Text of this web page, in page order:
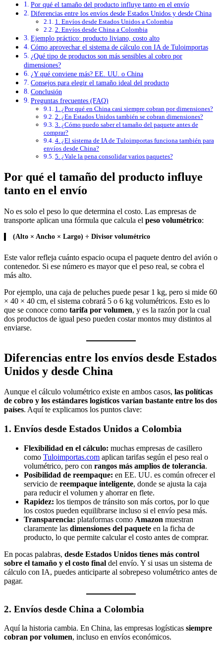
Por qué el tamaño del producto influye tanto en el envío
Diferencias entre los envíos desde Estados Unidos y desde China
1. Envíos desde Estados Unidos a Colombia
2. Envíos desde China a Colombia
Ejemplo práctico: producto liviano, costo alto
Cómo aprovechar el sistema de cálculo con IA de Tuloimportas
¿Qué tipo de productos son más sensibles al cobro por
dimensiones?
¿Y qué conviene más? EE. UU. o China
Consejos para elegir el tamaño ideal del producto
Conclusión
Preguntas frecuentes (FAQ)
1. ¿Por qué en China casi siempre cobran por dimensiones?
2. ¿En Estados Unidos también se cobran dimensiones?
3. ¿Cómo puedo saber el tamaño del paquete antes de
comprar?
4. ¿El sistema de IA de Tuloimportas funciona también para
envíos desde China?
5. ¿Vale la pena consolidar varios paquetes?
Por qué el tamaño del producto influye
tanto en el envío
No es solo el peso lo que determina el costo. Las empresas de
transporte aplican una fórmula que calcula el peso volumétrico:
(Alto × Ancho × Largo) ÷ Divisor volumétrico
Este valor refleja cuánto espacio ocupa el paquete dentro del avión o
contenedor. Si ese número es mayor que el peso real, se cobra el
más alto.
Por ejemplo, una caja de peluches puede pesar 1 kg, pero si mide 60
× 40 × 40 cm, el sistema cobrará 5 o 6 kg volumétricos. Esto es lo
que se conoce como tarifa por volumen, y es la razón por la cual
dos productos de igual peso pueden costar montos muy distintos al
enviarse.
Diferencias entre los envíos desde Estados
Unidos y desde China
Aunque el cálculo volumétrico existe en ambos casos, las políticas
de cobro y los estándares logísticos varían bastante entre los dos
países. Aquí te explicamos los puntos clave:
1. Envíos desde Estados Unidos a Colombia
Flexibilidad en el cálculo: muchas empresas de casillero
como Tuloimportas.com aplican tarifas según el peso real o
volumétrico, pero con rangos más amplios de tolerancia.
Posibilidad de reempaque: en EE. UU. es común ofrecer el
servicio de reempaque inteligente, donde se ajusta la caja
para reducir el volumen y ahorrar en flete.
Rapidez: los tiempos de tránsito son más cortos, por lo que
los costos pueden equilibrarse incluso si el envío pesa más.
Transparencia: plataformas como Amazon muestran
claramente las dimensiones del paquete en la ficha de
producto, lo que permite calcular el costo antes de comprar.
En pocas palabras, desde Estados Unidos tienes más control
sobre el tamaño y el costo final del envío. Y si usas un sistema de
cálculo con IA, puedes anticiparte al sobrepeso volumétrico antes de
pagar.
2. Envíos desde China a Colombia
Aquí la historia cambia. En China, las empresas logísticas siempre
cobran por volumen, incluso en envíos económicos.